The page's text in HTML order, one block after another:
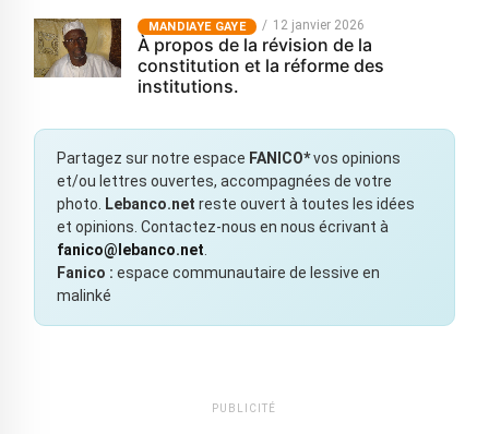
MANDIAYE GAYE 12 janvier 2026
À propos de la révision de la
constitution et la réforme des
institutions.
Partagez sur notre espace FANICO*vos opinions
et/ou lettres ouvertes, accompagnées de votre
photo.
Lebanco.net reste ouvert à toutes les idées
et opinions. Contactez-nous en nous écrivant à
fanico@lebanco.net
Fanico : espace communautaire de lessive en
malinké
PUBLICITÉ